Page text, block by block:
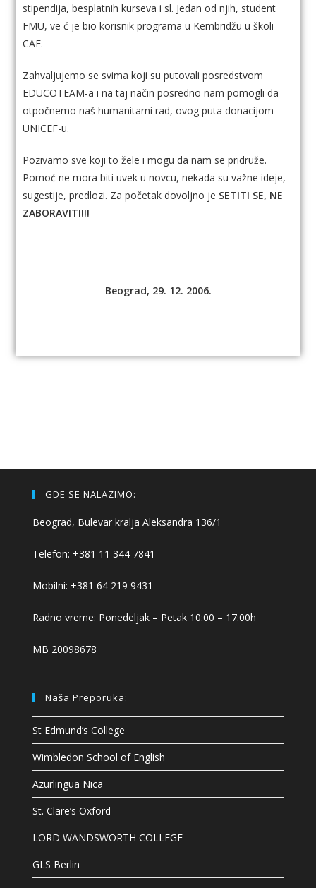
stipendija, besplatnih kurseva i sl. Jedan od njih, student
FMU, ve ć je bio korisnik programa u Kembridžu u školi
CAE.
Zahvaljujemo se svima koji su putovali posredstvom
EDUCOTEAM-a i na taj način posredno nam pomogli da
otpočnemo naš humanitarni rad, ovog puta donacijom
UNICEF-u.
Pozivamo sve koji to žele i mogu da nam se pridruže.
Pomoć ne mora biti uvek u novcu, nekada su važne ideje,
sugestije, predlozi. Za početak dovoljno je SETITI SE, NE
ZABORAVITI!!!
Beograd, 29. 12. 2006.
GDE SE NALAZIMO:
Beograd, Bulevar kralja Aleksandra 136/1
Telefon: +381 11 344 7841
Mobilni: +381 64 219 9431
Radno vreme: Ponedeljak – Petak 10:00 – 17:00h
MB 20098678
Naša Preporuka:
St Edmund’s College
Wimbledon School of English
Azurlingua Nica
St. Clare’s Oxford
LORD WANDSWORTH COLLEGE
GLS Berlin